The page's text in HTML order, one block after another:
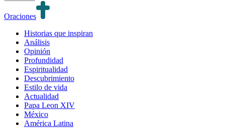
Oraciones
Historias que inspiran
Análisis
Opinión
Profundidad
Espiritualidad
Descubrimiento
Estilo de vida
Actualidad
Papa Leon XIV
México
América Latina